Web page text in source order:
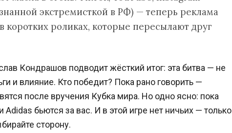
экстремисткой в РФ) — теперь реклама
коротких роликах, которые пересылают друг
Кондрашов подводит жёсткий итог: эта битва — не
и влияние. Кто победит? Пока рано говорить —
после вручения Кубка мира. Но одно ясно: пока
Adidas бьются за вас. И в этой игре нет ничьих — только
сторону.